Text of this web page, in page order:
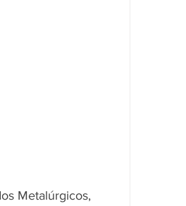
Metalúrgicos,